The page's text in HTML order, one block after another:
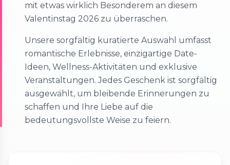
mit etwas wirklich Besonderem an diesem
Valentinstag 2026 zu überraschen.
Unsere sorgfältig kuratierte Auswahl umfasst
romantische Erlebnisse, einzigartige Date-
Ideen, Wellness-Aktivitäten und exklusive
Veranstaltungen. Jedes Geschenk ist sorgfältig
ausgewählt, um bleibende Erinnerungen zu
schaffen und Ihre Liebe auf die
bedeutungsvollste Weise zu feiern.